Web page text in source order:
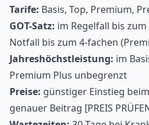
Tarife: Basis, Top, Premium,
GOT-Satz: im Regelfall bis
Notfall bis zum 4-fachen
Jahreshöchstleistung: im
Premium Plus unbegrenzt
Preise: günstiger Einstieg
genauer Beitrag [PREIS